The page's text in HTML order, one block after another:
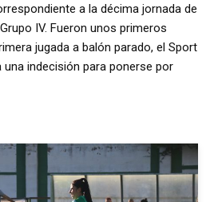
a la décima jornada de
IV. Fueron unos primeros
jugada a balón parado, el Sport
una indecisión para ponerse por